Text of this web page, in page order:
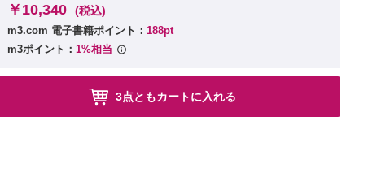
抗菌薬投与
￥10,340 (税込)
m3.com 電子書籍ポイント： 188pt
m3ポイント： 1%相当
3点ともカートに入れる